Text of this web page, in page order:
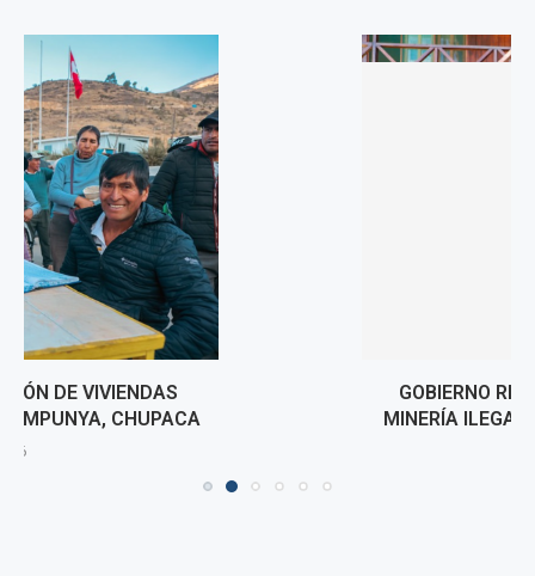
GOBIERNO REFORZARÁ ACCIONES CONTRA LA
MINERÍA ILEGAL EN LA AMAZONÍA DESDE LORETO